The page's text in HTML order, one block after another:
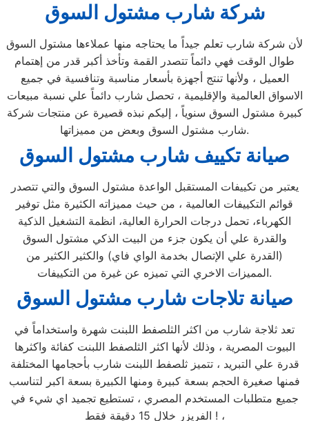
شركة شارب مشتول السوق
لأن شركة شارب تعلم جيداً ما يحتاجه منها عملاءها مشتول السوق
طوال الوقت فهي دائماً تتصدر القمة وتأخذ أكبر قدر من إهتمام
العميل ، ولأنها تنتج أجهزة بأسعار مناسبة وتنافسية في جميع
الاسواق العالمية والإقليمية ، تحصل شارب دائماً علي نسبة مبيعات
كبيرة مشتول السوق سنوياً ، إليكم نبذه قصيرة عن منتجات شركة
شارب مشتول السوق وبعض من مميزاتها.
صيانة تكييف شارب مشتول السوق
يعتبر من تكييفات المستقبل الواعدة مشتول السوق والتي تتصدر
قوائم التكييفات العالمية ، من حيث مميزاته الكثيرة مثل توفير
الكهرباء، تحمل درجات الحرارة العالية، انظمة التشغيل الذكية
والقدرة علي أن يكون جزء من البيت الذكي مشتول السوق
(القدرة علي الإتصال بخدمة الواي فاي) والكثير الكثير من
المميزات الاخري التي تميزه عن غيرة من التكييفات.
صيانة تلاجات شارب مشتول السوق
تعد ثلاجة شارب من اكثر الثلصفط اللبنت شهرة واستخداماً في
البيوت المصرية ، وذلك لأنها اكثر الثلصفط اللبنت كفائة واكثرها
قدرة علي التبريد ، تتميز ثلصفط اللبنت شارب بأحجامها المختلفة
فمنها صغيرة الحجم بسعة كبيرة ومنها الكبيرة بسعة اكبر لتناسب
جميع متطلبات المستخدم المصري ، تستطيع تجميد اي شيء في
الفريزر خلال 15 دقيقة فقط ! ،